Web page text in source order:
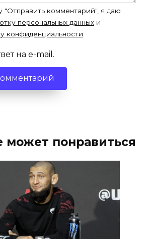
"Отправить комментарий", я даю
персональных данных и
конфиденциальности
на e-mail.
может понравиться